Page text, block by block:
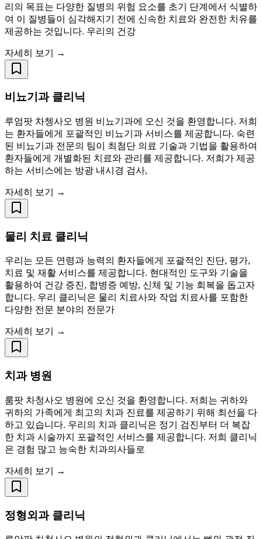
리의 목표는 다양한 질병의 위험 요소를 초기 단계에서 식별하
여 이 질병들이 심각해지기 전에 신속한 치료와 완전한 치유를
제공하는 것입니다. 우리의 건강
자세히 보기 →
비뇨기과 클리닉
루엄팟 차쳉사오 병원 비뇨기과에 오신 것을 환영합니다. 저희
는 환자들에게 포괄적인 비뇨기과 서비스를 제공합니다. 숙련
된 비뇨기과 전문의 팀이 최첨단 의료 기술과 기법을 활용하여
환자들에게 개별화된 치료와 관리를 제공합니다. 저희가 제공
하는 서비스에는 방광 내시경 검사,
자세히 보기 →
물리 치료 클리닉
우리는 모든 연령과 능력의 환자들에게 포괄적인 진단, 평가,
치료 및 재활 서비스를 제공합니다. 현대적인 도구와 기술을
활용하여 건강 증진, 합병증 예방, 신체 및 기능 회복을 돕고자
합니다. 우리 클리닉은 물리 치료사와 작업 치료사를 포함한
다양한 전문 분야의 전문가
자세히 보기 →
치과 병원
룸팟 차청사오 병원에 오신 것을 환영합니다. 저희는 귀하와
귀하의 가족에게 최고의 치과 진료를 제공하기 위해 최선을 다
하고 있습니다. 우리의 치과 클리닉은 정기 검진부터 더 복잡
한 치과 시술까지 포괄적인 서비스를 제공합니다. 저희 클리닉
은 경험 많고 능숙한 치과의사들로
자세히 보기 →
정형외과 클리닉